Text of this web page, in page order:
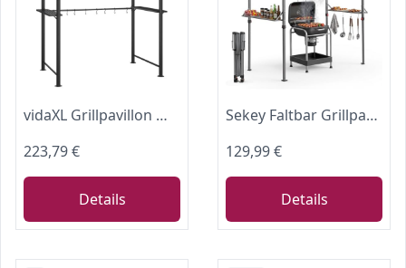
vidaXL Grillpavillon mit Seitenregalen Anthrazit 210x114x230 cm Stahl
223,79 €
Details
Sekey Faltbar Grillpavillon Winterfest Wetterfest, Tragbar & Sekundenschnell Aufbaubar mit UV-Schutz 50+, Grill Pavillon Pop-Up, Grillüberdachung Outdoor für Garten BBQ Camping, Grau
129,99 €
Details